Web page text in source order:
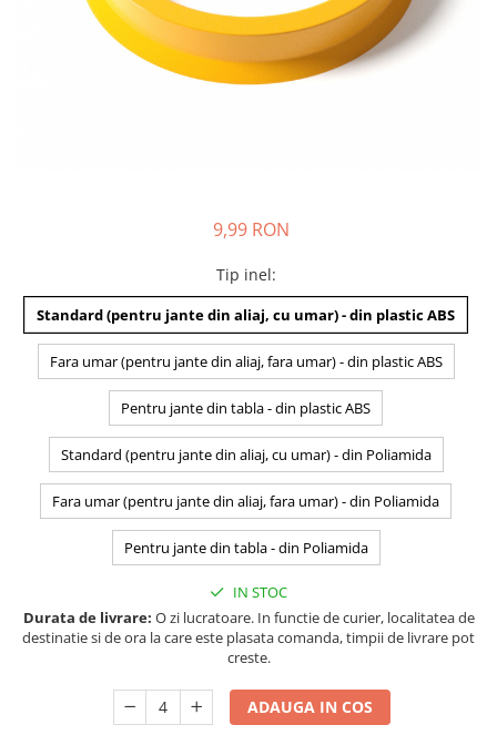
9,99 RON
Tip inel:
Standard (pentru jante din aliaj, cu umar) - din plastic ABS
Fara umar (pentru jante din aliaj, fara umar) - din plastic ABS
Pentru jante din tabla - din plastic ABS
Standard (pentru jante din aliaj, cu umar) - din Poliamida
Fara umar (pentru jante din aliaj, fara umar) - din Poliamida
Pentru jante din tabla - din Poliamida
IN STOC
Durata de livrare: O zi lucratoare. In functie de curier, localitatea de
destinatie si de ora la care este plasata comanda, timpii de livrare pot
creste.
ADAUGA IN COS